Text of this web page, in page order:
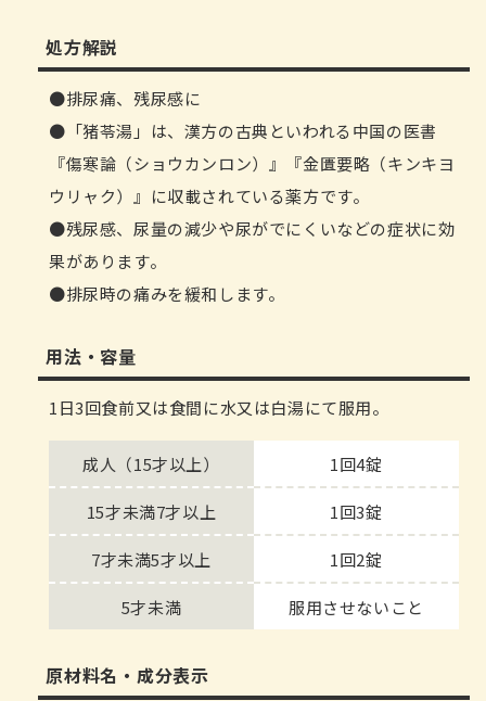
処方解説
排尿痛、残尿感に
「猪苓湯」は、漢方の古典といわれる中国の医書
『傷寒論（ショウカンロン）』『金匱要略（キンキヨ
ウリャク）』に収載されている薬方です。
残尿感、尿量の減少や尿がでにくいなどの症状に効
果があります。
排尿時の痛みを緩和します。
用法・容量
1日3回食前又は食間に水又は白湯にて服用。
成人（15才以上） 1回4錠
15才未満7才以上 1回3錠
7才未満5才以上 1回2錠
5才未満 服用させないこと
原材料名・成分表示